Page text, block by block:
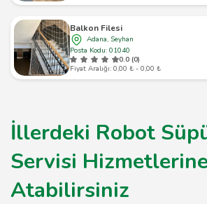
Balkon Filesi
Adana, Seyhan
Posta Kodu: 01040
0.0 (0)
Fiyat Aralığı: 0,00 ₺ - 0,00 ₺
İllerdeki Robot
Servisi
Atabilirsiniz